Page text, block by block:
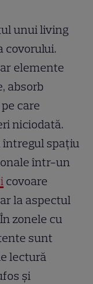
unui living
covorului.
elemente
absorb
care
niciodată.
întregul spațiu
într-un
covoare
la aspectul
zonele cu
sunt
lectură
și